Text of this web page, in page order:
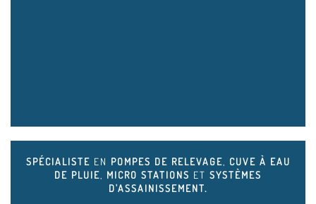
SPÉCIALISTE EN POMPES DE RELEVAGE
CUVE À EAU
DE PLUIE
MICRO STATIONS ET SYSTÈMES
D'ASSAINISSEMENT.